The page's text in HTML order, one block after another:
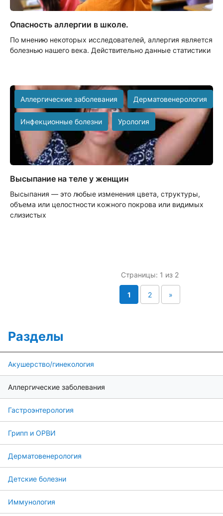
Разделы
Акушерство/гинекология
Аллергические заболевания
Гастроэнтерология
Грипп и ОРВИ
Дерматовенерология
Детские болезни
Иммунология
Опасность аллергии в школе.
По мнению некоторых исследователей, аллергия является
болезнью нашего века. Действительно данные статистики
Аллергические заболевания Дерматовенерология
Инфекционные болезни Урология
Высыпание на теле у женщин
Высыпания — это любые изменения цвета, структуры,
объема или целостности кожного покрова или видимых
слизистых
Страницы: 1 из 2
1 2 »